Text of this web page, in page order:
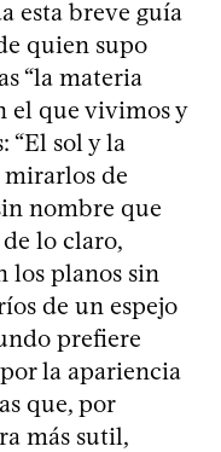
esta breve guía
quien supo
“la materia
el que vivimos y
“El sol y la
de
nombre que
lo claro,
los planos sin
de un espejo
prefiere
la apariencia
que, por
más sutil,